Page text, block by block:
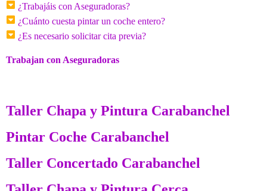
¿Trabajáis con Aseguradoras?
¿Cuánto cuesta pintar un coche entero?
¿Es necesario solicitar cita previa?
Trabajan con Aseguradoras
Taller Chapa y Pintura Carabanchel
Pintar Coche Carabanchel
Taller Concertado Carabanchel